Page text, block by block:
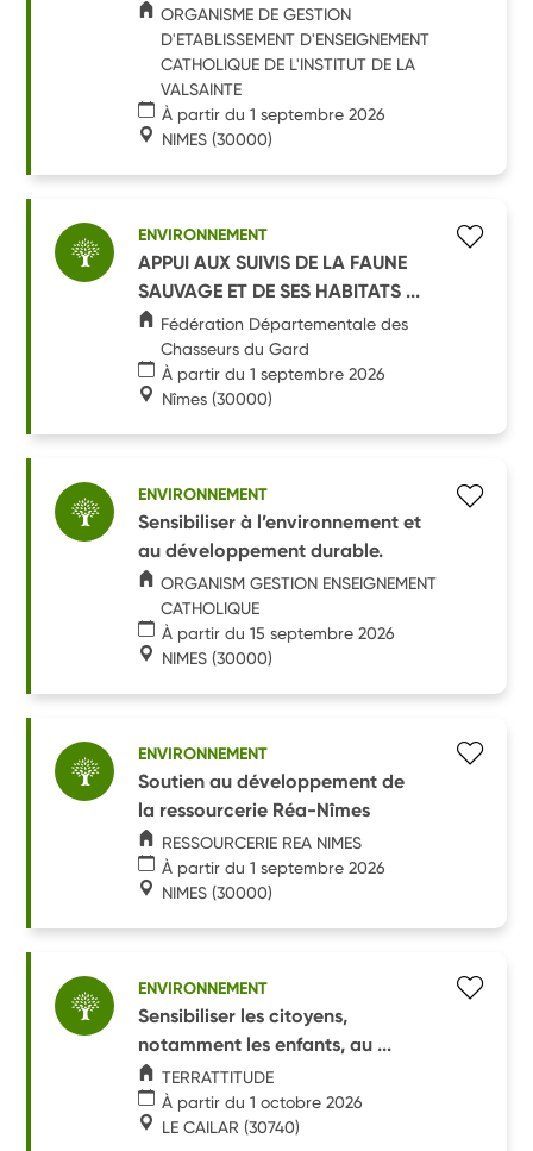
ORGANISME DE GESTION
D'ETABLISSEMENT D'ENSEIGNEMENT
CATHOLIQUE DE L'INSTITUT DE LA
VALSAINTE
À partir du 1 septembre 2026
NIMES (30000)
ENVIRONNEMENT
APPUI AUX SUIVIS DE LA FAUNE
SAUVAGE ET DE SES HABITATS ...
Fédération Départementale des
Chasseurs du Gard
À partir du 1 septembre 2026
Nîmes (30000)
ENVIRONNEMENT
Sensibiliser à l’environnement et
au développement durable.
ORGANISM GESTION ENSEIGNEMENT
CATHOLIQUE
À partir du 15 septembre 2026
NIMES (30000)
ENVIRONNEMENT
Soutien au développement de
la ressourcerie Réa-Nîmes
RESSOURCERIE REA NIMES
À partir du 1 septembre 2026
NIMES (30000)
ENVIRONNEMENT
Sensibiliser les citoyens,
notamment les enfants, au ...
TERRATTITUDE
À partir du 1 octobre 2026
LE CAILAR (30740)